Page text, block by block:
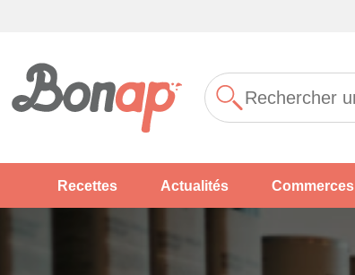
Recettes Actualités Commerces